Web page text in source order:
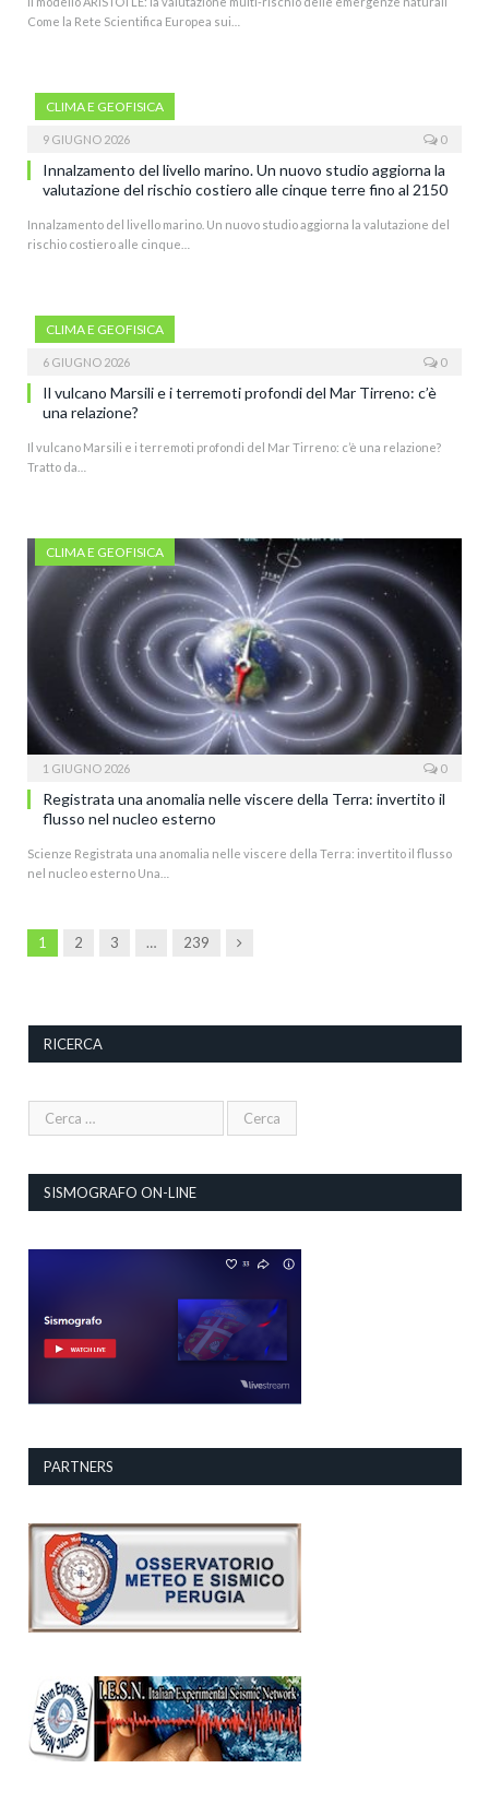
Come la Rete Scientifica Europea sui…
CLIMA E GEOFISICA
9 GIUGNO 2026 0
Innalzamento del livello marino. Un nuovo studio aggiorna la
valutazione del rischio costiero alle cinque terre fino al 2150
Innalzamento del livello marino. Un nuovo studio aggiorna la valutazione del
rischio costiero alle cinque…
CLIMA E GEOFISICA
6 GIUGNO 2026 0
Il vulcano Marsili e i terremoti profondi del Mar Tirreno: c’è
una relazione?
Il vulcano Marsili e i terremoti profondi del Mar Tirreno: c’è una relazione?
Tratto da…
CLIMA E GEOFISICA
1 GIUGNO 2026 0
Registrata una anomalia nelle viscere della Terra: invertito il
flusso nel nucleo esterno
Scienze Registrata una anomalia nelle viscere della Terra: invertito il flusso
nel nucleo esterno Una…
1 2 3 … 239 Next
RICERCA
SISMOGRAFO ON-LINE
PARTNERS